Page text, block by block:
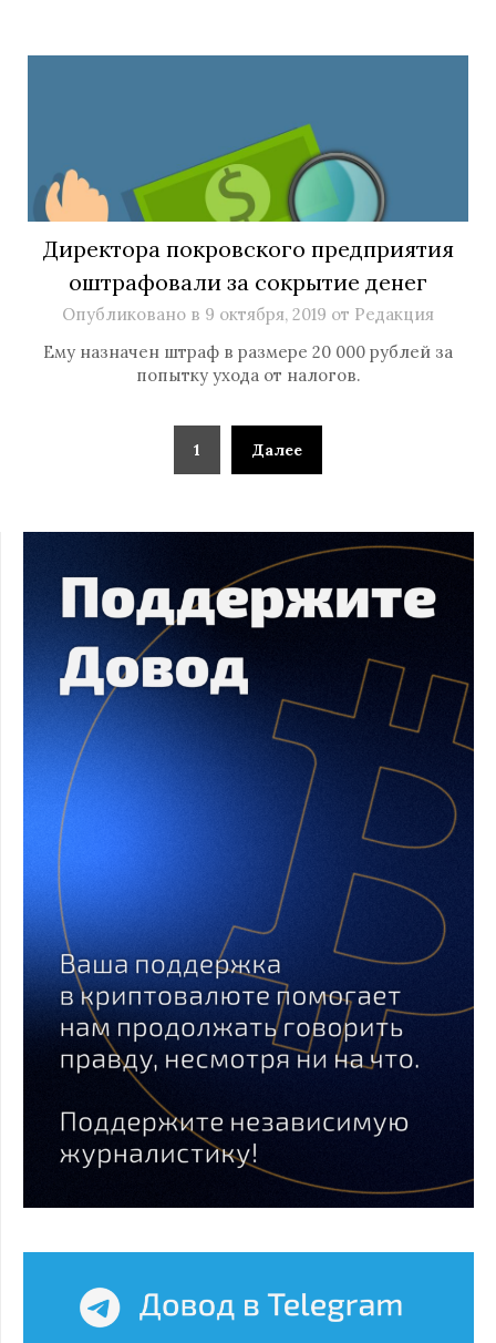
Директора покровского предприятия
оштрафовали за сокрытие денег
Опубликовано в 9 октября, 2019 от Редакция
Ему назначен штраф в размере 20 000 рублей за
попытку ухода от налогов.
1 Далее